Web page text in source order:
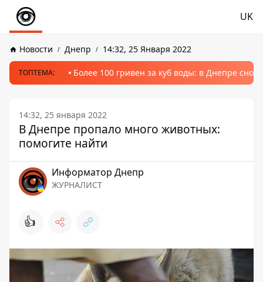
UK
Новости Днепр 14:32, 25 Января 2022
ТОПТЕМА: Более 100 гривен за куб воды: в Днепре
14:32, 25 января 2022
В Днепре пропало много животных:
помогите найти
Информатор Днепр
ЖУРНАЛИСТ
👍